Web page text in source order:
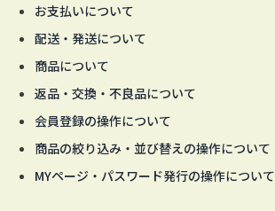
お支払いについて
配送・発送について
商品について
返品・交換・不良品について
会員登録の操作について
商品の絞り込み・並び替えの操作について
MYページ・パスワード発行の操作について